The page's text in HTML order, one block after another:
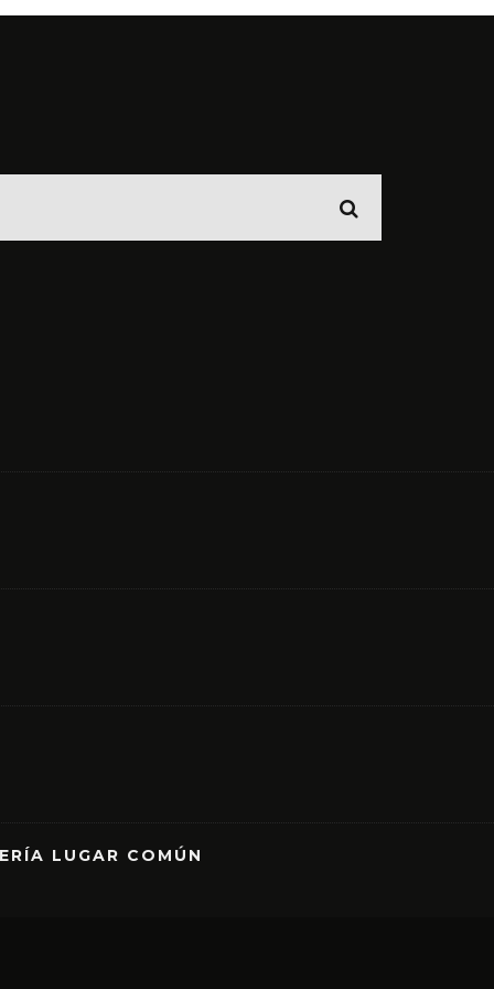
LUGAR COMÚN